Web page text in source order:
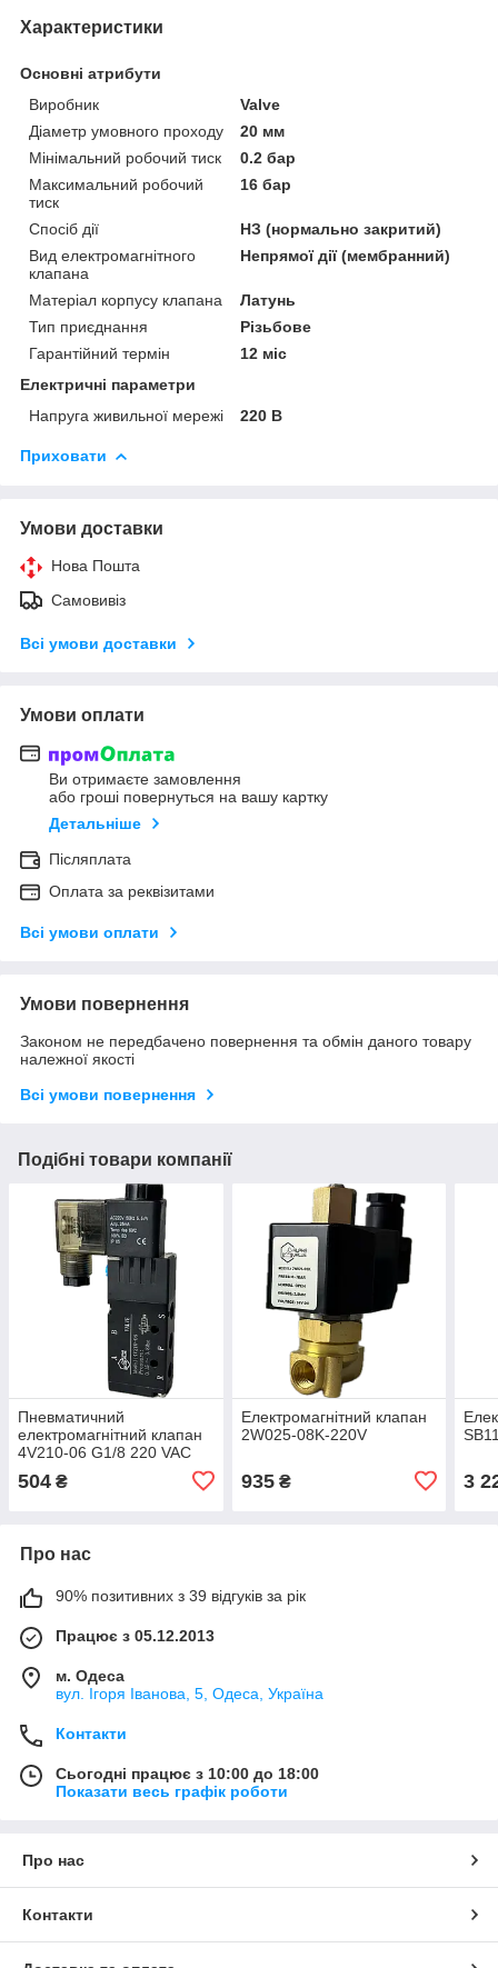
Характеристики
Основні атрибути
Виробник
Valve
Діаметр умовного проходу
20 мм
Мінімальний робочий тиск
0.2 бар
Максимальний робочий
тиск
16 бар
Спосіб дії
НЗ (нормально закритий)
Вид електромагнітного
клапана
Непрямої дії (мембранний)
Матеріал корпусу клапана
Латунь
Тип приєднання
Різьбове
Гарантійний термін
12 міс
Електричні параметри
Напруга живильної мережі
220 В
Приховати
Умови доставки
Нова Пошта
Самовивіз
Всі умови доставки
Умови оплати
Ви отримаєте замовлення
або гроші повернуться на вашу картку
Детальніше
Післяплата
Оплата за реквізитами
Всі умови оплати
Умови повернення
Законом не передбачено повернення та обмін даного товару
належної якості
Всі умови повернення
Подібні товари компанії
Пневматичний
електромагнітний клапан
4V210-06 G1/8 220 VAC
504 ₴
Електромагнітний клапан
2W025-08K-220V
935₴ 3
Про нас
90% позитивних з 39 відгуків за рік
Працює з 05.12.2013
м. Одеса
вул. Ігоря Іванова, 5, Одеса, Україна
Контакти
Сьогодні працює з 10:00 до 18:00
Показати весь графік роботи
Про нас
Контакти